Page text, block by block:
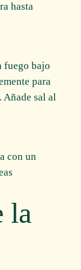
hasta
fuego bajo
para
Añade sal al
con un
la